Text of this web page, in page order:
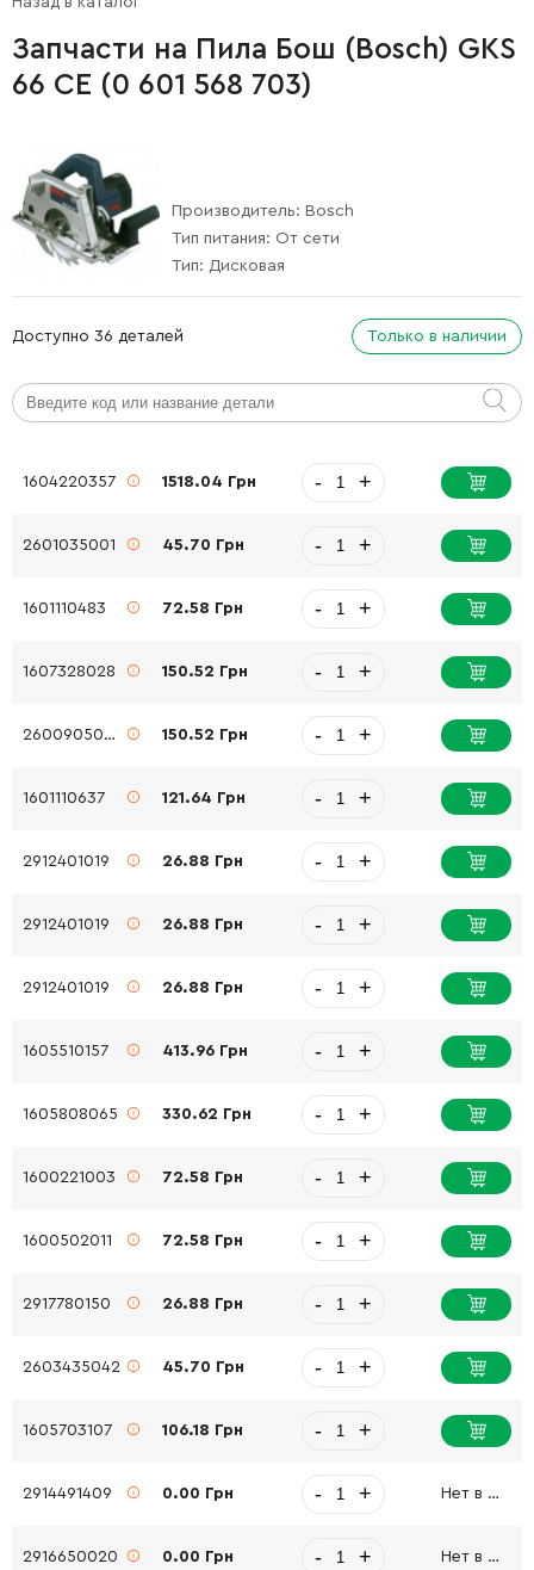
Запчасти на Пила Бош (Bosch) GKS
66 CE (0 601 568 703)
Производитель: Bosch
Тип питания: От сети
Тип: Дисковая
Доступно 36 деталей Только в наличии
1604220357 1518.04 Грн - +
2601035001 45.70 Грн - +
1601110483 72.58 Грн - +
1607328028 150.52 Грн - +
2600905032 150.52 Грн - +
1601110637 121.64 Грн - +
2912401019 26.88 Грн - +
2912401019 26.88 Грн - +
2912401019 26.88 Грн - +
1605510157 413.96 Грн - +
1605808065 330.62 Грн - +
1600221003 72.58 Грн - +
1600502011 72.58 Грн - +
2917780150 26.88 Грн - +
2603435042 45.70 Грн - +
1605703107 106.18 Грн - +
2914491409 0.00 Грн - + Нет в наличии
2916650020 0.00 Грн - + Нет в наличии